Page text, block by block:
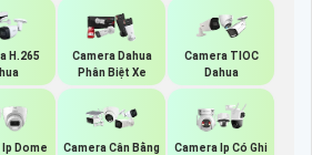
Camera Dahua
Phân Biệt Xe
Camera TIOC
Dahua
Dome
Camera Cân Bằng
Camera Ip Có Ghi